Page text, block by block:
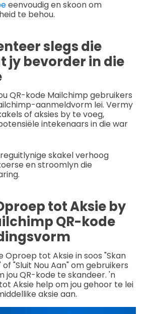
eenvoudig en skoon om
te behou.
slegs die
jy bevorder in die
QR-kode Mailchimp gebruikers
aanmeldvorm lei. Vermy
of aksies by te voeg,
intekenaars in die war
skakel verhoog
en stroomlyn die
tot Aksie by
QR-kode
Oproep tot Aksie in soos "Skan
"Sluit Nou Aan" om gebruikers
jou QR-kode te skandeer. 'n
Aksie help om jou gehoor te lei
aksie aan.